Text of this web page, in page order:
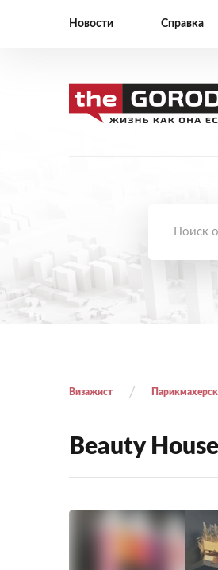
Новости Справка
Визажист
Beauty House